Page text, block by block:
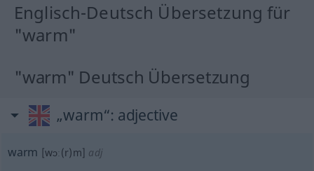
Englisch-Deutsch Übersetzung für
"warm"
"warm" Deutsch Übersetzung
„warm“: adjective
warm [wɔː(r)m] adj